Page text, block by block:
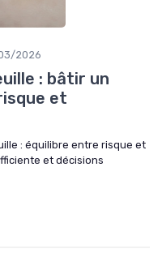
2026
: bâtir un
et
: équilibre entre risque et
et décisions